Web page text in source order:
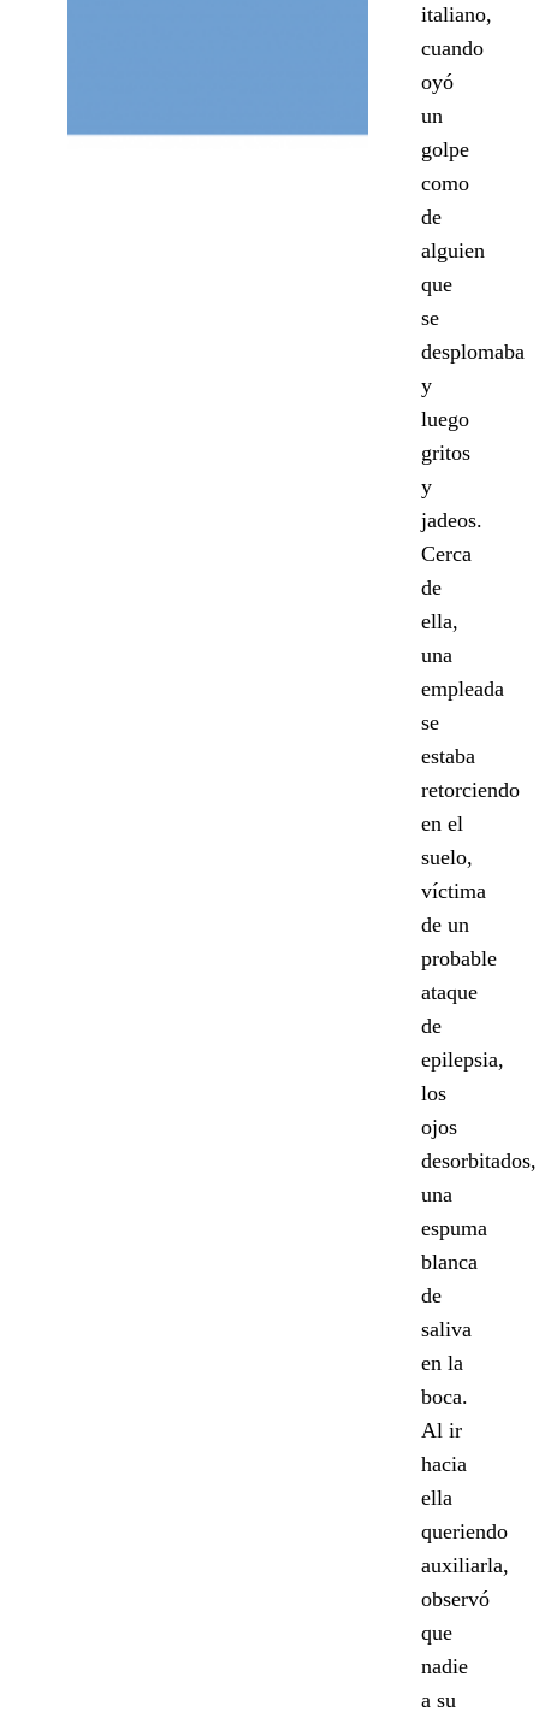
italiano,
cuando
oyó
un
golpe
como
de
alguien
que
se
desplomaba
y
luego
gritos
y
jadeos.
Cerca
de
ella,
una
empleada
se
estaba
retorciendo
en el
suelo,
víctima
de un
probable
ataque
de
epilepsia,
los
ojos
desorbitados,
una
espuma
blanca
de
saliva
en la
boca.
Al ir
hacia
ella
queriendo
auxiliarla,
observó
que
nadie
a su